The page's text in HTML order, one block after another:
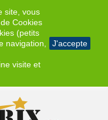
site, vous
Cookies
(petits
navigation,
visite et
J'accepte